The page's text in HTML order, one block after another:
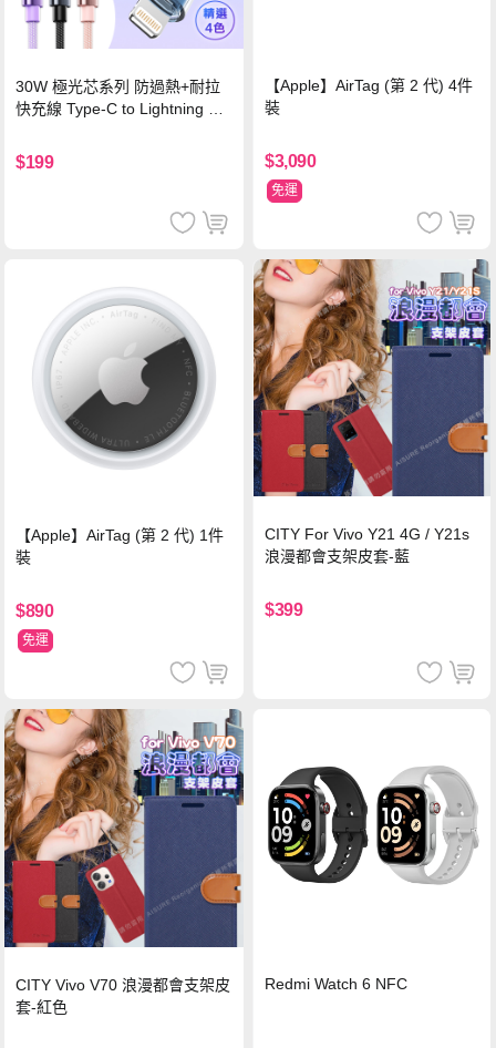
30W 極光芯系列 防過熱+耐拉
快充線 Type-C to Lightning 傳
$199
【Apple】AirTag (第 2 代) 4件
裝
$3,090
免運
【Apple】AirTag (第 2 代) 1件
裝
$890
免運
CITY For Vivo Y21 4G / Y21s
浪漫都會支架皮套-藍
$399
CITY Vivo V70 浪漫都會支架皮
套-紅色
Redmi Watch 6 NFC